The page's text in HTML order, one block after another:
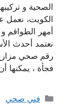
الصحية و
الكويت، نعمل
أمهر الطواقم
نعتمد أحدث
رقم صحي مزارع
فجأة ، يمكنها
التصنيفات
فني صحي